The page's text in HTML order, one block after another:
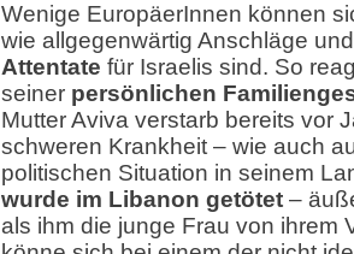
Wenige EuropäerInnen können
wie allgegenwärtig Anschläge
Attentate für Israelis sind. So
seiner persönlichen
Mutter Aviva verstarb bereits vor
schweren Krankheit – wie auch
politischen Situation in seinem
wurde im Libanon getötet –
als ihm die junge Frau von ihrem